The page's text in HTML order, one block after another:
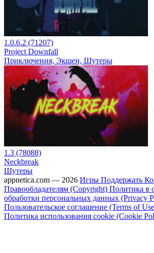
1.0.6.2 (71207)
Project Downfall
Приключения, Экшен, Шутеры
1.3 (78088)
Neckbreak
Шутеры
appnetica.com — 2026 Игры Поддержать
Правообладателям (Copyright) Политика в
обработки персональных данных (Privacy
Пользовательское соглашение (Terms of
Политика использования cookie (Cookie